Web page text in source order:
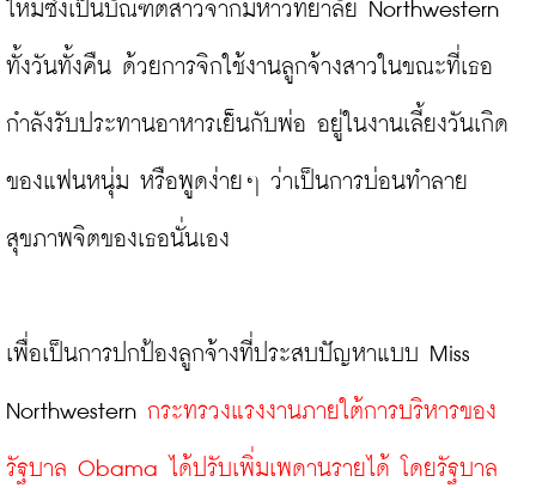
ใหม่ซึ่งเป็นบัณฑิตสาวจากมหาวิทยาลัย Northwestern
ทั้งวันทั้งคืน ด้วยการจิกใช้งานลูกจ้างสาวในขณะที่เธอ
กำลังรับประทานอาหารเย็นกับพ่อ อยู่ในงานเลี้ยงวันเกิด
ของแฟนหนุ่ม หรือพูดง่ายๆ ว่าเป็นการบ่อนทำลาย
สุขภาพจิตของเธอนั่นเอง
เพื่อเป็นการปกป้องลูกจ้างที่ประสบปัญหาแบบ Miss
Northwestern กระทรวงแรงงานภายใต้การบริหารของ
รัฐบาล Obama ได้ปรับเพิ่มเพดานรายได้ โดยรัฐบาล